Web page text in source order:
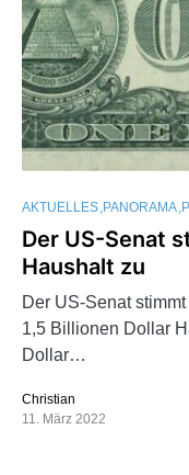
AKTUELLES PANORAMA
Der US-Senat
Haushalt zu
Der US-Senat
1,5 Billionen Dollar
Dollar…
Christian
11. März 2022